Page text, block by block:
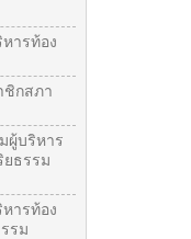
ารท้อง
ชิกสภา
ผู้บริหาร
ยธรรม
ารท้อง
รม